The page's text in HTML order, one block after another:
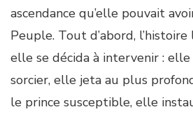
ascendance qu’elle pouvait
Peuple. Tout d’abord,
elle se décida à intervenir :
sorcier, elle jeta au plus
le prince susceptible, elle